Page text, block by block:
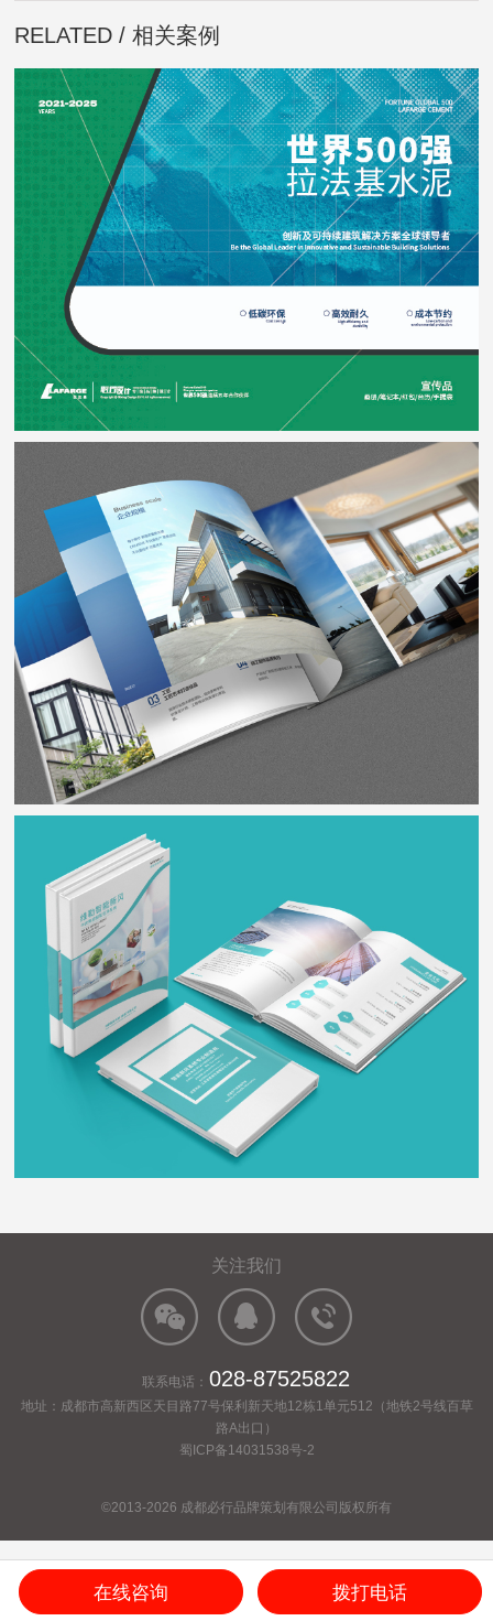
RELATED / 相关案例
关注我们
联系电话： 028-87525822
地址：成都市高新西区天目路77号保利新天地12栋1单元512（地铁2号线百草
路A出口）
蜀ICP备14031538号-2
©2013-2026 成都必行品牌策划有限公司版权所有
在线咨询 拨打电话